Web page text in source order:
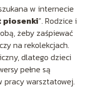
w internecie
piosenki”. Rodzice i
żeby zaśpiewać
na rekolekcjach.
dlatego dzieci
pełne są
pracy warsztatowej.